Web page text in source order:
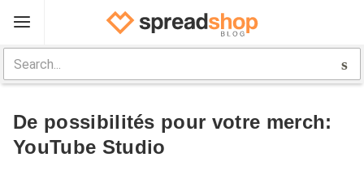
Spreadshop
Boîte à outils
Guide boutique
Sign Up
De possibilités pour votre merch:
YouTube Studio